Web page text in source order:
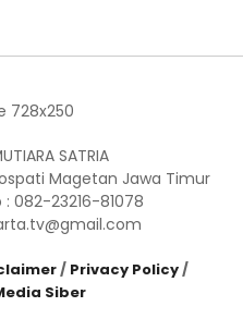
SATRIA
Magetan Jawa Timur
082-23216-81078
/ Privacy Policy/
Siber